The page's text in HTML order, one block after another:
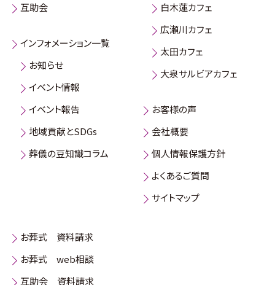
互助会
インフォメーション一覧
お知らせ
イベント情報
イベント報告
地域貢献とSDGs
葬儀の豆知識コラム
白木蓮カフェ
広瀬川カフェ
太田カフェ
大泉サルビアカフェ
お客様の声
会社概要
個人情報保護方針
よくあるご質問
サイトマップ
お葬式 資料請求
お葬式 web相談
互助会 資料請求